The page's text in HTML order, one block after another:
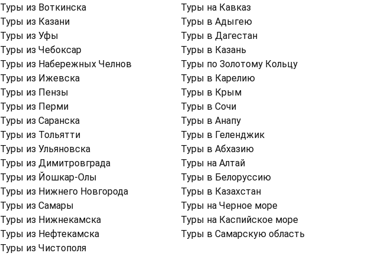
Туры из Воткинска
Туры из Казани
Туры из Уфы
Туры из Чебоксар
Туры из Набережных Челнов
Туры из Ижевска
Туры из Пензы
Туры из Перми
Туры из Саранска
Туры из Тольятти
Туры из Ульяновска
Туры из Димитровграда
Туры из Йошкар-Олы
Туры из Нижнего Новгорода
Туры из Самары
Туры из Нижнекамска
Туры из Нефтекамска
Туры из Чистополя
Туры на Кавказ
Туры в Адыгею
Туры в Дагестан
Туры в Казань
Туры по Золотому Кольцу
Туры в Карелию
Туры в Крым
Туры в Cочи
Туры в Анапу
Туры в Геленджик
Туры в Абхазию
Туры на Алтай
Туры в Белоруссию
Туры в Казахстан
Туры на Черное море
Туры на Каспийское море
Туры в Самарскую область